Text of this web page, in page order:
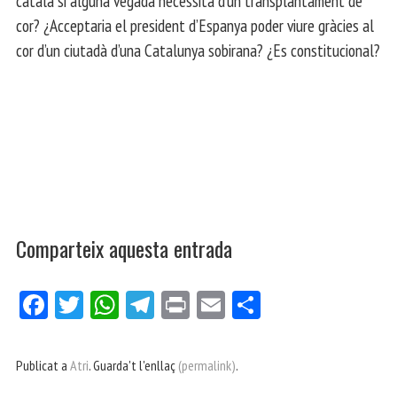
cor? ¿Acceptaria el president d’Espanya poder viure gràcies al
cor d’un ciutadà d’una Catalunya sobirana? ¿Es constitucional?
Comparteix aquesta entrada
Fa
bo
Tw
er
W
ts
Te
gr
Pri E
ail
Publicat a Atri. Guarda't l'enllaç (permalink).